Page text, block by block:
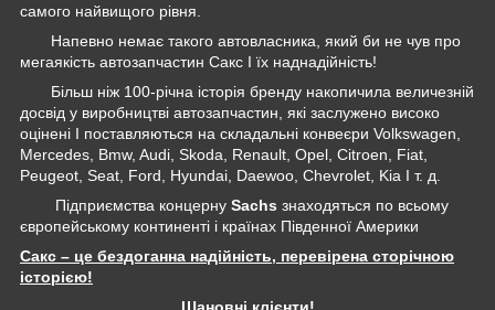
самого найвищого рівня.
Напевно немає такого автовласника, який би не чув про
мегаякість автозапчастин Сакс І їх наднадійність!
Більш ніж 100-річна історія бренду накопичила величезній
досвід у виробництві автозапчастин, які заслужено високо
оцінені І поставляються на складальні конвеєри Volkswagen,
Mercedes, Bmw, Audi, Skoda, Renault, Opel, Citroen, Fiat,
Peugeot, Seat, Ford, Hyundai, Daewoo, Chevrolet, Kia І т. д.
Підприємства концерну Sachs знаходяться по всьому
європейському континенті і країнах Південної Америки
Сакс – це бездоганна надійність, перевірена сторічною
історією!
Шановні клієнти!